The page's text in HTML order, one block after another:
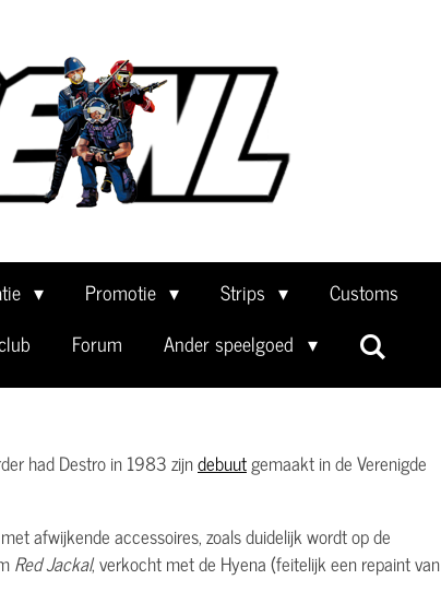
Promotie Strips
Customs
Forum Ander speelgoed
had Destro in 1983 zijndebuutgemaakt in de Verenigde
afwijkende accessoires, zoals duidelijk wordt op de
Red Jackal, verkocht met de Hyena (feitelijk een repaint van